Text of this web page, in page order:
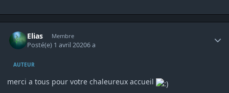
Elias Membre
Posté(e) 1 avril 20206 a
AUTEUR
merci a tous pour votre chaleureux accueil